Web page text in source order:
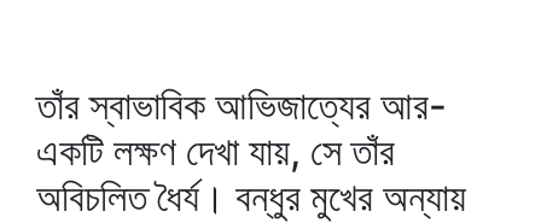
তাঁর স্বাভাবিক আভিজাত্যের আর-
একটি লক্ষণ দেখা যায়, সে তাঁর
অবিচলিত ধৈর্য। বন্ধুর মুখের অন্যায়